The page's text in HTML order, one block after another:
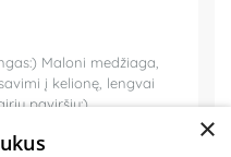
Maloni medžiaga,
į kelionę, lengvai
paviršių:)
×